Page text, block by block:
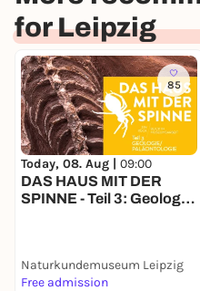
for Leipzig
85
Today, 08. Aug | 09:00
DAS HAUS MIT DER
SPINNE - Teil 3: Geologie
Naturkundemuseum Leipzig
Free admission